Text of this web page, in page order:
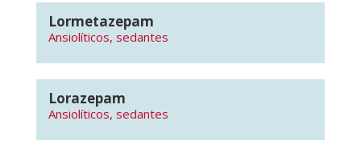
Lormetazepam
Ansiolíticos, sedantes
Lorazepam
Ansiolíticos, sedantes